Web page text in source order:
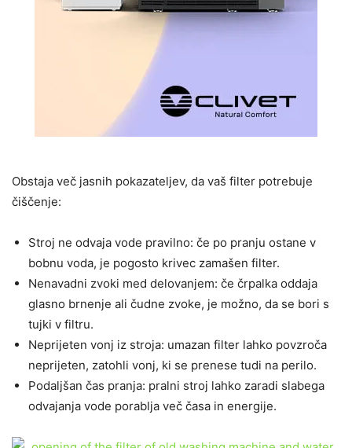
Obstaja več jasnih pokazateljev, da vaš filter potrebuje
čiščenje:
Stroj ne odvaja vode pravilno: če po pranju ostane v
bobnu voda, je pogosto krivec zamašen filter.
Nenavadni zvoki med delovanjem: če črpalka oddaja
glasno brnenje ali čudne zvoke, je možno, da se bori s
tujki v filtru.
Neprijeten vonj iz stroja: umazan filter lahko povzroča
neprijeten, zatohli vonj, ki se prenese tudi na perilo.
Podaljšan čas pranja: pralni stroj lahko zaradi slabega
odvajanja vode porablja več časa in energije.